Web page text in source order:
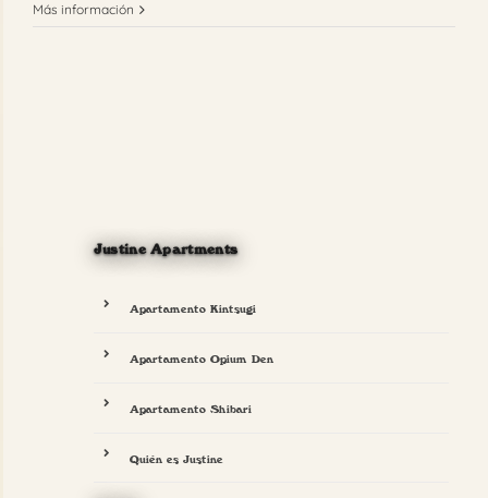
Más información
Justine Apartments
Apartamento Kintsugi
Apartamento Opium Den
Apartamento Shibari
Quién es Justine